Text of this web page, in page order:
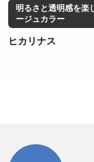
明るさと透明感を楽
ージュカラー
ヒカリナス